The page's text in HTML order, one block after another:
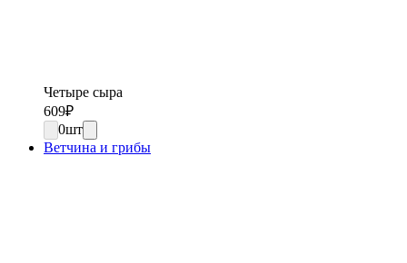
Четыре сыра
609₽
0шт
Ветчина и грибы